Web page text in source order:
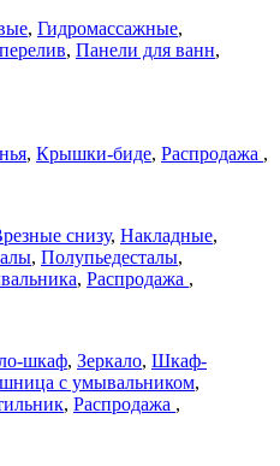
, Гидромассажные,
, Панели для ванн,
, Крышки-биде, Распродажа ,
снизу, Накладные,
, Полупьедесталы,
, Распродажа ,
шкаф, Зеркало, Шкаф-
с умывальником,
, Распродажа ,